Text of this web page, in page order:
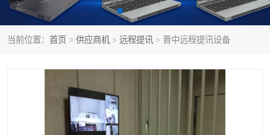
当前位置： 首页 > 供应商机 > 远程提讯 > 晋中远程提讯设备
远程提讯 语音识别